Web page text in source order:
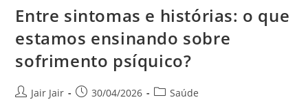
Entre sintomas e histórias: o que
estamos ensinando sobre
sofrimento psíquico?
Jair Jair 30/04/2026 Saúde